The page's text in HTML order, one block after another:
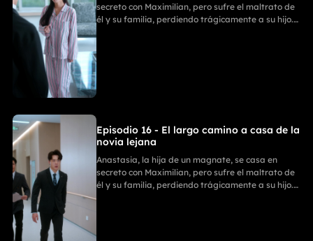
secreto con Maximilian, pero sufre el maltrato de
él y su familia, perdiendo trágicamente a su hijo.
Con ayuda de sus tres poderosos hermanos,
identidad. La Familia Zhou paga por sus
fechorías, mientras ella comienza un nuevo y
triunfal capítulo.
Episodio 16 - El largo camino a casa de la
novia lejana
Anastasia, la hija de un magnate, se casa en
secreto con Maximilian, pero sufre el maltrato de
él y su familia, perdiendo trágicamente a su hijo.
Con ayuda de sus tres poderosos hermanos,
fechorías, mientras ella comienza un nuevo y